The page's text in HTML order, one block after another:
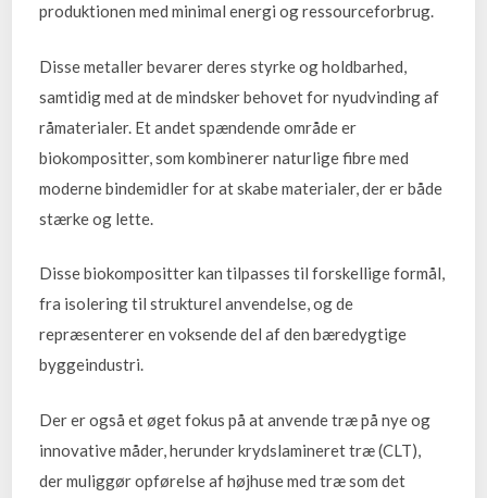
produktionen med minimal energi og ressourceforbrug.
Disse metaller bevarer deres styrke og holdbarhed,
samtidig med at de mindsker behovet for nyudvinding af
råmaterialer. Et andet spændende område er
biokompositter, som kombinerer naturlige fibre med
moderne bindemidler for at skabe materialer, der er både
stærke og lette.
Disse biokompositter kan tilpasses til forskellige formål,
fra isolering til strukturel anvendelse, og de
repræsenterer en voksende del af den bæredygtige
byggeindustri.
Der er også et øget fokus på at anvende træ på nye og
innovative måder, herunder krydslamineret træ (CLT),
der muliggør opførelse af højhuse med træ som det